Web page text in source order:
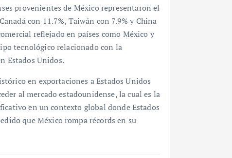
provenientes de México representaron el
con 11.7%, Taiwán con 7.9% y China
reflejado en países como México y
tecnológico relacionado con la
Estados Unidos.
en exportaciones a Estados Unidos
al mercado estadounidense, la cual es la
en un contexto global donde Estados
que México rompa récords en su